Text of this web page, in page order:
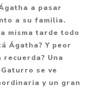
a pasar
a su familia.
misma tarde todo
Ágatha? Y peor
recuerda? Una
se ve
y un gran